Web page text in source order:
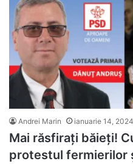
Andrei Marin ianuarie 14, 2024
Mai răsfirați băieți!
protestul fermierilor